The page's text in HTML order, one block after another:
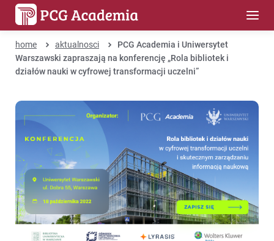
home aktualnosci
PCG Academia i Uniwersytet
Warszawski zapraszają na konferencję „Rola bibliotek i
działów nauki w cyfrowej transformacji uczelni”